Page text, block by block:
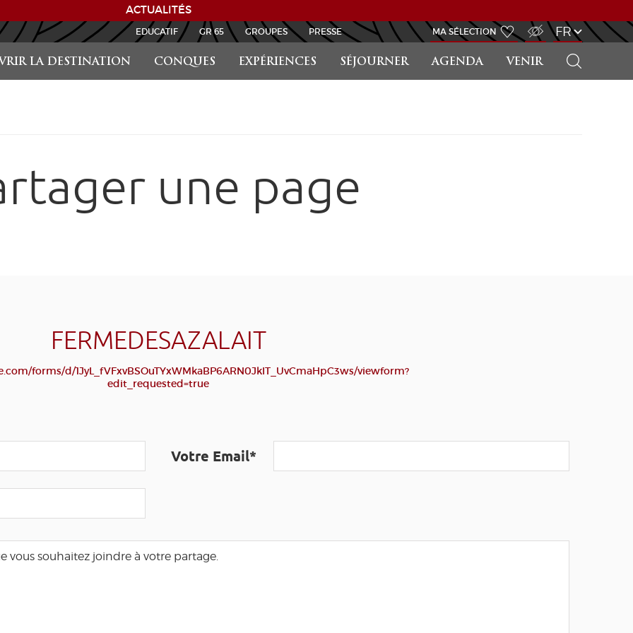
LA DESTINATION CONQUES EXPÉRIENCES SÉJOURNER AGENDA VENIR
EDUCATIF GR 65 GROUPES PRESSE MA SÉLECTION FR
une page
FERMEDESAZALAIT
forms/d/1JyL_fVFxvBSOuTYxWMkaBP6ARN0JkIT_UvCmaHpC3ws/viewform?
edit_requested=true
Votre Email*